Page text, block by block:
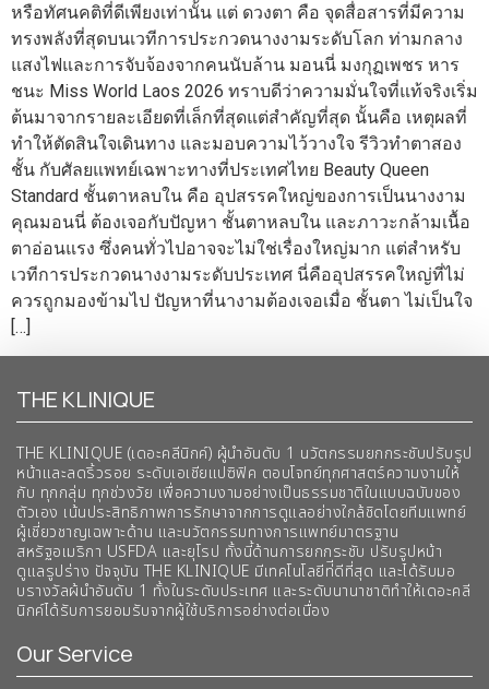
หรือทัศนคติที่ดีเพียงเท่านั้น แต่ ดวงตา คือ จุดสื่อสารที่มีความ
ทรงพลังที่สุดบนเวทีการประกวดนางงามระดับโลก ท่ามกลาง
แสงไฟและการจับจ้องจากคนนับล้าน มอนนี่ มงกุฏเพชร หาร
ชนะ Miss World Laos 2026 ทราบดีว่าความมั่นใจที่แท้จริงเริ่ม
ต้นมาจากรายละเอียดที่เล็กที่สุดแต่สำคัญที่สุด นั้นคือ เหตุผลที่
ทำให้ตัดสินใจเดินทาง และมอบความไว้วางใจ รีวิวทำตาสอง
ชั้น กับศัลยแพทย์เฉพาะทางที่ประเทศไทย Beauty Queen
Standard ชั้นตาหลบใน คือ อุปสรรคใหญ่ของการเป็นนางงาม
คุณมอนนี่ ต้องเจอกับปัญหา ชั้นตาหลบใน และภาวะกล้ามเนื้อ
ตาอ่อนแรง ซึ่งคนทั่วไปอาจจะไม่ใช่เรื่องใหญ่มาก แต่สำหรับ
เวทีการประกวดนางงามระดับประเทศ นี่คืออุปสรรคใหญ่ที่ไม่
ควรถูกมองข้ามไป ปัญหาที่นางามต้องเจอเมื่อ ชั้นตา ไม่เป็นใจ
[…]
THE KLINIQUE
THE KLINIQUE (เดอะคลีนิกค์) ผู้นำอันดับ 1 นวัตกรรมยกกระชับปรับรูป
หน้าและลดริ้วรอย ระดับเอเชียแปซิฟิค ตอบโจทย์ทุกศาสตร์ความงามให้
กับ ทุกกลุ่ม ทุกช่วงวัย เพื่อความงามอย่างเป็นธรรมชาติในแบบฉบับของ
ตัวเอง เน้นประสิทธิภาพการรักษาจากการดูแลอย่างใกล้ชิดโดยทีมแพทย์
ผู้เชี่ยวชาญเฉพาะด้าน และนวัตกรรมทางการแพทย์มาตรฐาน
สหรัฐอเมริกา USFDA และยุโรป ทั้งนี้ด้านการยกกระชับ ปรับรูปหน้า
ดูแลรูปร่าง ปัจจุบัน THE KLINIQUE มีเทคโนโลยีท่ีดีที่สุด และได้รับมอ
บรางวัลผ้นำอันดับ 1 ทั้งในระดับประเทศ และระดับนานาชาติทําให้เดอะคลี
นิกค์ได้รับการยอมรับจากผู้ใช้บริการอย่างต่อเนื่อง
Our Service